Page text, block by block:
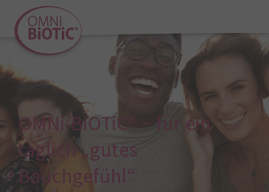
OMNi-BiOTiC® − für ein
täglich „gutes
Bauchgefühl“